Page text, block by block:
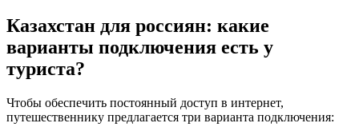
Казахстан для россиян: какие
варианты подключения есть у
туриста?
Чтобы обеспечить постоянный доступ в интернет,
путешественнику предлагается три варианта подключения: